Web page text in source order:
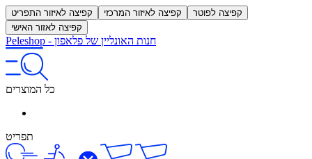
קפיצה לאיזור התפריט קפיצה לאיזור המרכזי
קפיצה לפוטר
קפיצה לאזור האישי
Peleshop - חנות האונליין של פלאפון
כל המוצרים
תפריט